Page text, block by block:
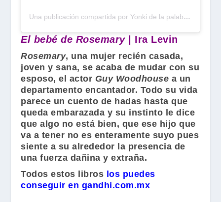
Una publicación compartida por Yonki de la palabra escrita 📕 (@biblioyonki)
El bebé de Rosemary| Ira Levin
Rosemary, una mujer recién casada,
joven y sana, se acaba de mudar con su
esposo, el actor Guy Woodhouse a un
departamento encantador. Todo su vida
parece un cuento de hadas hasta que
queda embarazada y su instinto le dice
que algo no está bien, que ese hijo que
va a tener no es enteramente suyo pues
siente a su alrededor la presencia de
una fuerza dañina y extraña.
Todos estos libros los puedes
conseguir en gandhi.com.mx